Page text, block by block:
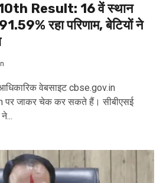
Result: 16 वें स्थान
रहा परिणाम, बेटियों ने
वेबसाइट cbse.gov.in
जाकर चेक कर सकते हैं। सीबीएसई